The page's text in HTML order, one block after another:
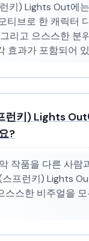
키) Lights Out에
티브로 한 캐릭터
리고 으스스한 분
효과가 포함되어
런키) Lights Out
?
작품을 다른 사람
스프런키) Lights
스스한 비주얼을